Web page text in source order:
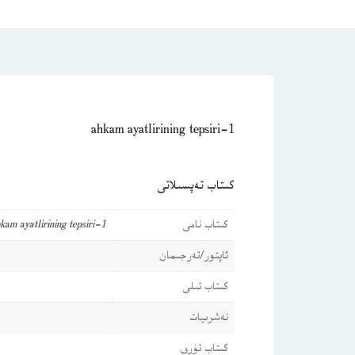
ahkam ayatlirining tepsiri-1
كىتاب تەپسىلاتى
كىتاب نامى
ayatlirining tepsiri-1
ئاپتور/تەرجىمان
كىتاب تىلى
نەشرىيات
كىتاب تۈرى